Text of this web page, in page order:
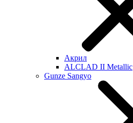
Акрил
ALCLAD II Metallic
Gunze Sangyo